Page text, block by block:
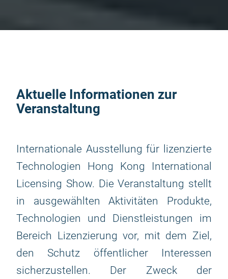
Aktuelle Informationen zur
Veranstaltung
Internationale Ausstellung für lizenzierte
Technologien Hong Kong International
Licensing Show. Die Veranstaltung stellt
in ausgewählten Aktivitäten Produkte,
Technologien und Dienstleistungen im
Bereich Lizenzierung vor, mit dem Ziel,
den Schutz öffentlicher Interessen
sicherzustellen. Der Zweck der